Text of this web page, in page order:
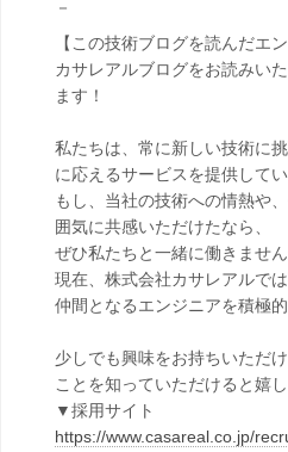
－
【この技術ブログを読んだエ
カサレアルブログをお読みい
ます！
私たちは、常に新しい技術に
に応えるサービスを提供してい
もし、当社の技術への情熱や
囲気に共感いただけたなら、
ぜひ私たちと一緒に働きませ
現在、株式会社カサレアルで
仲間となるエンジニアを積極
少しでも興味をお持ちいただ
ことを知っていただけると嬉し
▼採用サイト
https://www.casareal.co.jp/